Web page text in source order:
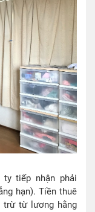
tiếp nhận phải
hạn). Tiền thuê
trừ từ lương hằng